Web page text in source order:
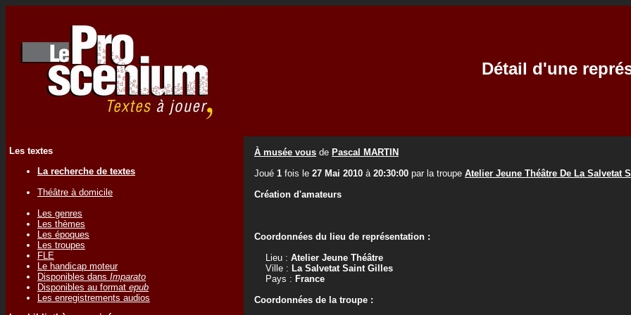
Détail d'une
Les textes
La recherche de textes
Théâtre à domicile
Les genres
Les thèmes
Les époques
Les troupes
FLE
Le handicap moteur
Disponibles dans Imparato
Disponibles au format epub
Les enregistrements audios
À musée vous de Pascal MARTIN
Joué 1 fois le 27 Mai 2010 à 20:30:00 par la troupe Atelier Jeune Théâtre De La Salvetat
Création d'amateurs
Coordonnées du lieu de représentation :
Lieu : Atelier Jeune Théâtre
Ville : La Salvetat Saint Gilles
Pays : France
Coordonnées de la troupe :